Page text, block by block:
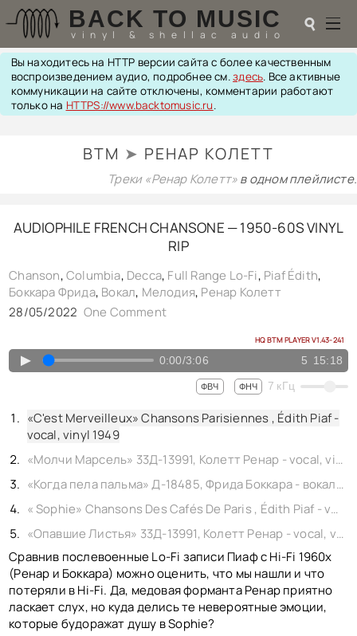
BACK TO MUSIC
vinyl & shellac audio ☌
☌
UPGRADES
МУЗЫКА
ПЕРСОНАЛИИ
LOL
ССЫЛКИ
КОНТАКТЫ
BACK TO PHOTO
Вы находитесь на HTTP версии сайта с более качественным
воспроизведением аудио, подробнее см.здесь. Все активные
коммуникации на сайте отключены, комментарии работают
только на HTTPS://www.backtomusic.ru.
BTM ➤ РЕНАР КОЛЕТТ
Треки «Ренар Колетт»в одном плейлисте.
AUDIOPHILE FRENCH CHANSONE — 1950-60S VINYL
RIP
Chanson,Columbia, Decca, Full Range Lo-Fi, Piaf ‎Édith,
Боккара Фрида, Вокал, Мелодия, Ренар Колетт
28/05/2022 One Comment
HQ BTM PLAYER V1.43-241
▲ 0:00/3:06 5 15:18
ФВЧ ФНЧ 7 кГц
«C'est Merveilleux» Chansons Parisiennes , Édith Piaf -
vocal, vinyl 1949
«Молчи Марсель» 33Д-13991, Колетт Ренар - vocal, vinyl
«Когда пела пальма» Д-18485, Фрида Боккара - вокал, vinyl 1967
« Sophie» Chansons Des Cafés De Paris , Édith Piaf - vocal, vinyl 1950
«Опавшие Листья» 33Д-13991, Колетт Ренар - vocal, vinyl
Сравнив послевоенные Lo-Fi записи Пиаф с Hi-Fi 1960х
(Ренар и Боккара) можно оценить, что мы нашли и что
потеряли в Hi-Fi. Да, медовая форманта Ренар приятно
ласкает слух, но куда делись те невероятные эмоции,
которые будоражат душу в Sophie?